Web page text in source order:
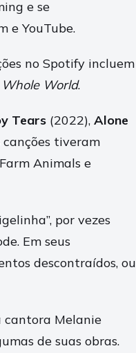
e se
e YouTube.
no Spotify incluem
Whole World.
Tears (2022), Alone
canções tiveram
Animals e
por vezes
Em seus
descontraídos, ou
cantora Melanie
de suas obras.